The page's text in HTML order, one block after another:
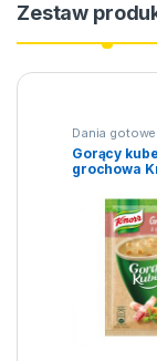
Zestaw
Dania gotowe
Gorący
grochowa